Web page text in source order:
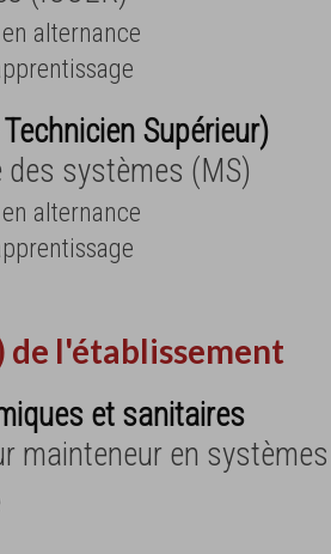
alternance
Supérieur)
des systèmes (MS)
alternance
de l'établissement
et sanitaires
mainteneur en